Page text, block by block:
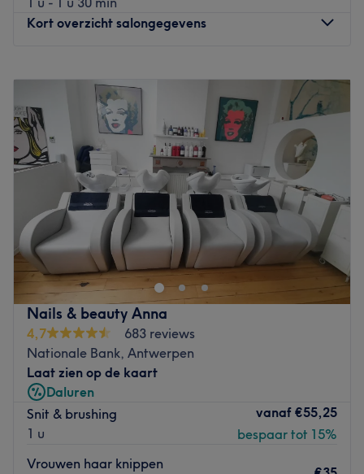
Kort overzicht salongegevens
19:00
Woensdag
09:00
19:00
Donderdag
09:00
19:00
Vrijdag
09:00 –
19:00
Zaterdag
09:00 –19:00
Zondag
Gesloten
Installé à Auderghem , venez découvrir le salon de
coiffure Glow Artist ! Vous profiterez d'un agréable
moment dans un lieu joliment décoré où vous vous
sentirez bien. notre équipe vous reçoit avec le sourire
pour vous proposer des prestations personnalisées tout en
répondant à vos besoins, afin de sublimer et mettre en
valeur votre chevelure.
Transport public le plus proche
metro Hankar
bus 34
Nails & beauty Anna
4,7
683 reviews
Nationale Bank, Antwerpen
Laat zien op de kaart
Daluren
Snit & brushing
1 u
vanaf €55,25
bespaar tot 15%
Vrouwen haar knippen